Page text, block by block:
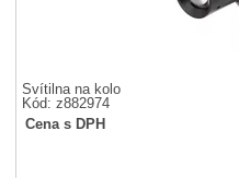
Svítilna na kolo
Kód: z882974
Cena s DPH